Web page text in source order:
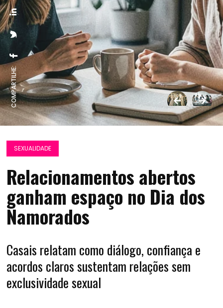
COMPARTILHE:
SEXUALIDADE
Relacionamentos abertos
ganham espaço no Dia dos
Namorados
Casais relatam como diálogo, confiança e
acordos claros sustentam relações sem
exclusividade sexual